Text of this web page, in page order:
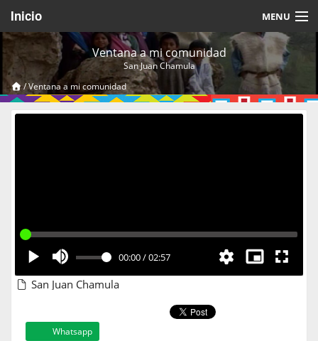
Inicio MENU
Acerca de
Videos Temáticos
Cerrar Sesión
Ventana a mi comunidad
San Juan Chamula
/Ventana a mi comunidad
00:00/02:57
San Juan Chamula
Whatsapp